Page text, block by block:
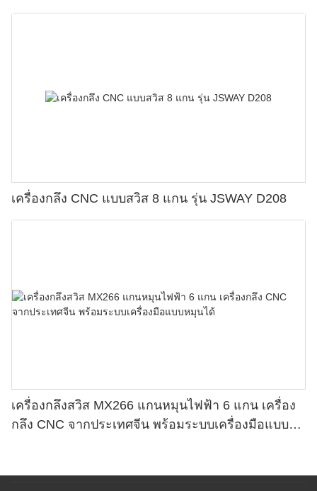
JSWAY
เครื่องกลึง CNC แบบสวิส 8 แกน รุ่น JSWAY D208
เครื่องกลึงสวิส MX266 แกนหมุนไฟฟ้า 6 แกน เครื่อง
กลึง CNC จากประเทศจีน พร้อมระบบเครื่องมือแบบ